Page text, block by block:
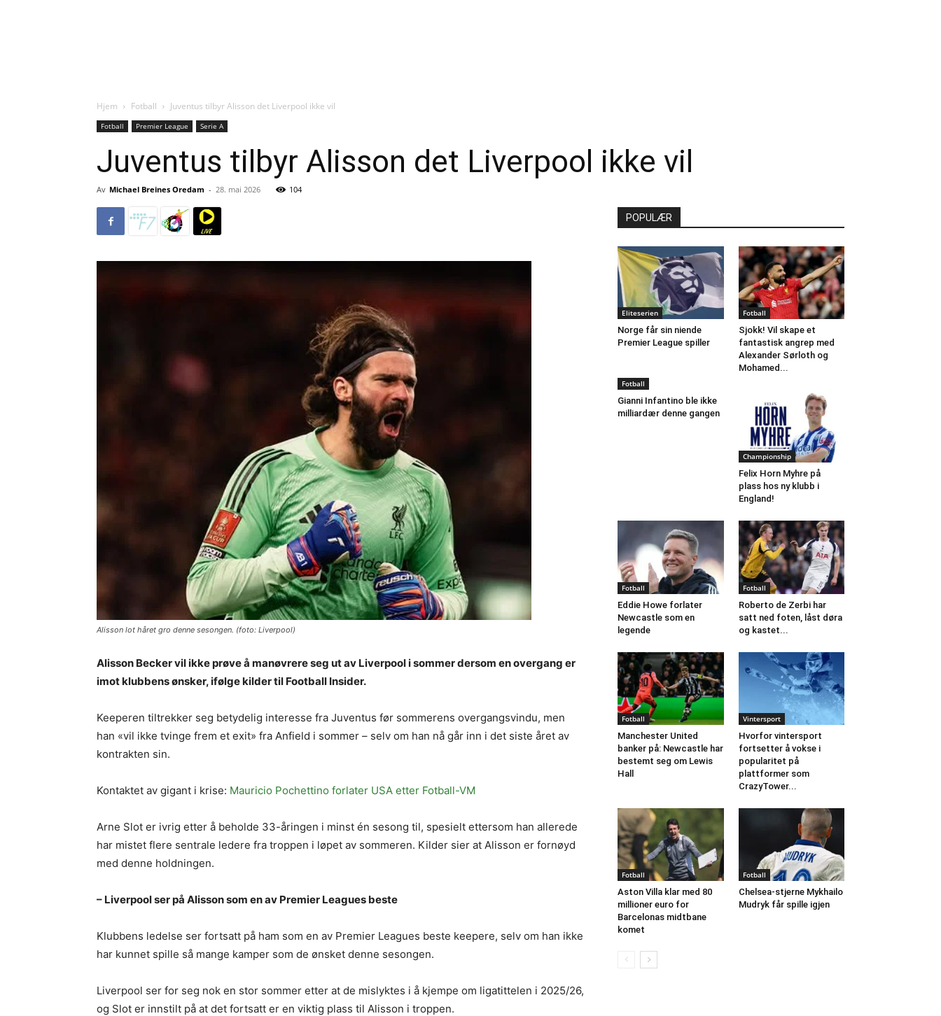
Hjem Fotball Juventus tilbyr Alisson det Liverpool ikke vil
Fotball Premier League Serie A
Juventus tilbyr Alisson det Liverpool ikke vil
Av Michael Breines Oredam - 28. mai 2026 104
Alisson lot håret gro denne sesongen. (foto: Liverpool)
Alisson Becker vil ikke prøve å manøvrere seg ut av Liverpool i sommer dersom en overgang er
imot klubbens ønsker, ifølge kilder til Football Insider.
Keeperen tiltrekker seg betydelig interesse fra Juventus før sommerens overgangsvindu, men
han «vil ikke tvinge frem et exit» fra Anfield i sommer – selv om han nå går inn i det siste året av
kontrakten sin.
Kontaktet av gigant i krise: Mauricio Pochettino forlater USA etter Fotball-VM
Arne Slot er ivrig etter å beholde 33-åringen i minst én sesong til, spesielt ettersom han allerede
har mistet flere sentrale ledere fra troppen i løpet av sommeren. Kilder sier at Alisson er fornøyd
med denne holdningen.
– Liverpool ser på Alisson som en av Premier Leagues beste
Klubbens ledelse ser fortsatt på ham som en av Premier Leagues beste keepere, selv om han ikke
har kunnet spille så mange kamper som de ønsket denne sesongen.
Liverpool ser for seg nok en stor sommer etter at de mislyktes i å kjempe om ligatittelen i 2025/26,
og Slot er innstilt på at det fortsatt er en viktig plass til Alisson i troppen.
POPULÆR
Eliteserien
Norge får sin niende
Premier League spiller
Fotball
Sjokk! Vil skape et
fantastisk angrep med
Alexander Sørloth og
Mohamed...
Fotball
Gianni Infantino ble ikke
milliardær denne gangen
Championship
Felix Horn Myhre på
plass hos ny klubb i
England!
Fotball
Eddie Howe forlater
Newcastle som en
legende
Fotball
Roberto de Zerbi har
satt ned foten, låst døra
og kastet...
Fotball
Manchester United
banker på: Newcastle har
bestemt seg om Lewis
Hall
Vintersport
Hvorfor vintersport
fortsetter å vokse i
popularitet på
plattformer som
CrazyTower...
Fotball
Aston Villa klar med 80
millioner euro for
Barcelonas midtbane
komet
Fotball
Chelsea-stjerne Mykhailo
Mudryk får spille igjen